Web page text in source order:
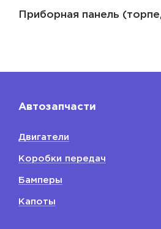
Приборная панель
Автозапчасти
Двигатели
Коробки передач
Бамперы
Капоты